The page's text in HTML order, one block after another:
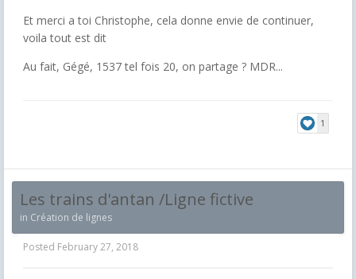
Et merci a toi Christophe, cela donne envie de continuer,
voila tout est dit
Au fait, Gégé, 1537 tel fois 20, on partage ? MDR...
1
Les trains d'antan /Ligne fictive
in Création de lignes
Posted February 27, 2018